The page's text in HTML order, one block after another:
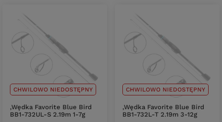
CHWILOWO NIEDOSTĘPNY
,Wędka Favorite Blue Bird
BB1-732UL-S 2.19m 1-7g
CHWILOWO NIEDOSTĘPNY
,Wędka Favorite Blue Bird
BB1-732L-T 2.19m 3-12g